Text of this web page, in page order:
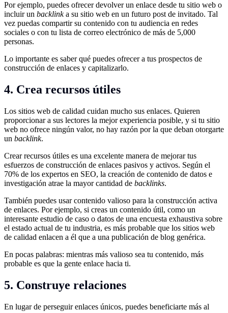
Por ejemplo, puedes ofrecer devolver un enlace desde tu sitio web o
incluir un backlinka su sitio web en un futuro post de invitado. Tal
vez puedas compartir su contenido con tu audiencia en redes
sociales o con tu lista de correo electrónico de más de 5,000
personas.
Lo importante es saber qué puedes ofrecer a tus prospectos de
construcción de enlaces y capitalizarlo.
4. Crea recursos útiles
Los sitios web de calidad cuidan mucho sus enlaces. Quieren
proporcionar a sus lectores la mejor experiencia posible, y si tu sitio
web no ofrece ningún valor, no hay razón por la que deban otorgarte
un backlink.
Crear recursos útiles es una excelente manera de mejorar tus
esfuerzos de construcción de enlaces pasivos y activos. Según el
70% de los expertos en SEO, la creación de contenido de datos e
investigación atrae la mayor cantidad de backlinks.
También puedes usar contenido valioso para la construcción activa
de enlaces. Por ejemplo, si creas un contenido útil, como un
interesante estudio de caso o datos de una encuesta exhaustiva sobre
el estado actual de tu industria, es más probable que los sitios web
de calidad enlacen a él que a una publicación de blog genérica.
En pocas palabras: mientras más valioso sea tu contenido, más
probable es que la gente enlace hacia ti.
5. Construye relaciones
En lugar de perseguir enlaces únicos, puedes beneficiarte más al